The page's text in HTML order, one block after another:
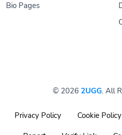
Bio Pages
© 2026 2UGG. All
Privacy Policy Cookie Policy